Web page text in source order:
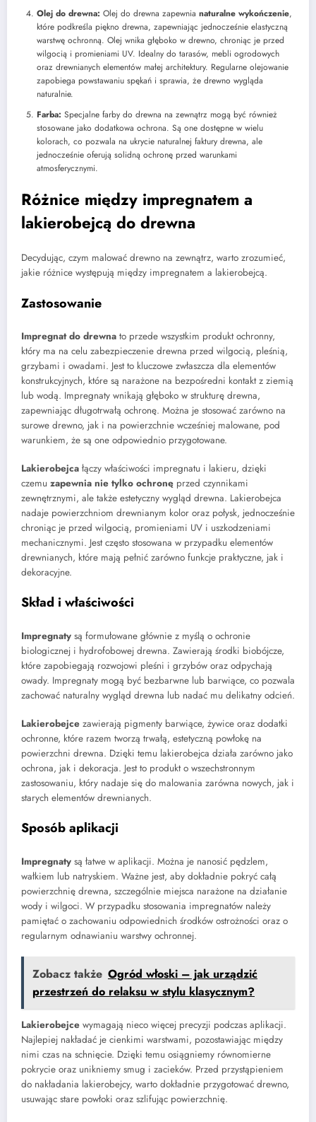
Olej do drewna: Olej do drewna zapewnia naturalne wykończenie,
które podkreśla piękno drewna, zapewniając jednocześnie elastyczną
warstwę ochronną. Olej wnika głęboko w drewno, chroniąc je przed
wilgocią i promieniami UV. Idealny do tarasów, mebli ogrodowych
oraz drewnianych elementów małej architektury. Regularne olejowanie
zapobiega powstawaniu spękań i sprawia, że drewno wygląda
naturalnie.
Farba: Specjalne farby do drewna na zewnątrz mogą być również
stosowane jako dodatkowa ochrona. Są one dostępne w wielu
kolorach, co pozwala na ukrycie naturalnej faktury drewna, ale
jednocześnie oferują solidną ochronę przed warunkami
atmosferycznymi.
Różnice między impregnatem a
lakierobejcą do drewna
Decydując, czym malować drewno na zewnątrz, warto zrozumieć,
jakie różnice występują między impregnatem a lakierobejcą.
Zastosowanie
Impregnat do drewna to przede wszystkim produkt ochronny,
który ma na celu zabezpieczenie drewna przed wilgocią, pleśnią,
grzybami i owadami. Jest to kluczowe zwłaszcza dla elementów
konstrukcyjnych, które są narażone na bezpośredni kontakt z ziemią
lub wodą. Impregnaty wnikają głęboko w strukturę drewna,
zapewniając długotrwałą ochronę. Można je stosować zarówno na
surowe drewno, jak i na powierzchnie wcześniej malowane, pod
warunkiem, że są one odpowiednio przygotowane.
Lakierobejca łączy właściwości impregnatu i lakieru, dzięki
czemu zapewnia nie tylko ochronę przed czynnikami
zewnętrznymi, ale także estetyczny wygląd drewna. Lakierobejca
nadaje powierzchniom drewnianym kolor oraz połysk, jednocześnie
chroniąc je przed wilgocią, promieniami UV i uszkodzeniami
mechanicznymi. Jest często stosowana w przypadku elementów
drewnianych, które mają pełnić zarówno funkcje praktyczne, jak i
dekoracyjne.
Skład i właściwości
Impregnaty są formułowane głównie z myślą o ochronie
biologicznej i hydrofobowej drewna. Zawierają środki biobójcze,
które zapobiegają rozwojowi pleśni i grzybów oraz odpychają
owady. Impregnaty mogą być bezbarwne lub barwiące, co pozwala
zachować naturalny wygląd drewna lub nadać mu delikatny odcień.
Lakierobejce zawierają pigmenty barwiące, żywice oraz dodatki
ochronne, które razem tworzą trwałą, estetyczną powłokę na
powierzchni drewna. Dzięki temu lakierobejca działa zarówno jako
ochrona, jak i dekoracja. Jest to produkt o wszechstronnym
zastosowaniu, który nadaje się do malowania zarówna nowych, jak i
starych elementów drewnianych.
Sposób aplikacji
Impregnaty są łatwe w aplikacji. Można je nanosić pędzlem,
wałkiem lub natryskiem. Ważne jest, aby dokładnie pokryć całą
powierzchnię drewna, szczególnie miejsca narażone na działanie
wody i wilgoci. W przypadku stosowania impregnatów należy
pamiętać o zachowaniu odpowiednich środków ostrożności oraz o
regularnym odnawianiu warstwy ochronnej.
Zobacz także Ogród włoski – jak urządzić
przestrzeń do relaksu w stylu klasycznym?
Lakierobejce wymagają nieco więcej precyzji podczas aplikacji.
Najlepiej nakładać je cienkimi warstwami, pozostawiając między
nimi czas na schnięcie. Dzięki temu osiągniemy równomierne
pokrycie oraz unikniemy smug i zacieków. Przed przystąpieniem
do nakładania lakierobejcy, warto dokładnie przygotować drewno,
usuwając stare powłoki oraz szlifując powierzchnię.